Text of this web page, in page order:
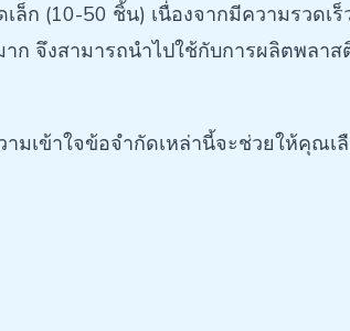
ก (10-50 ชิ้น) เนื่องจากมีความรวดเ
ก จึงสามารถนำไปใช้กับการผลิตพลา
เข้าใจข้อจำกัดเหล่านี้จะช่วยให้คุณเ